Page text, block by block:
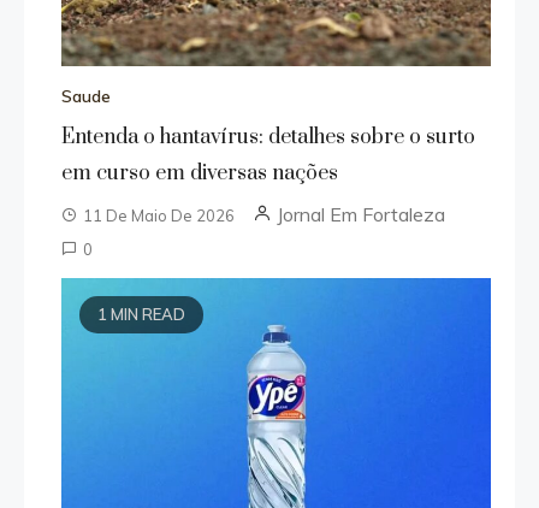
Saude
Entenda o hantavírus: detalhes sobre o surto
em curso em diversas nações
11 De Maio De 2026 Jornal Em Fortaleza
0
1 MIN READ